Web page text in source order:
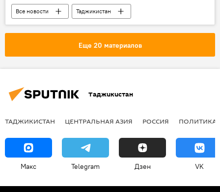
Все новости
Таджикистан
Происшествия, ЧП, криминал
Еще 20 материалов
Таджикистан
ТАДЖИКИСТАН ЦЕНТРАЛЬНАЯ АЗИЯ РОССИЯ ПОЛИТИКА
Макс Telegram Дзен VK